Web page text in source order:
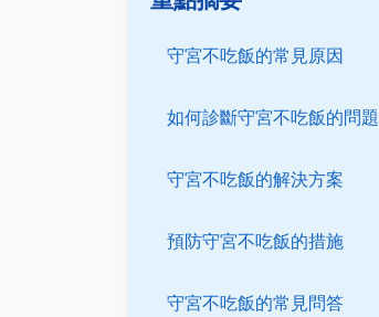
守宮不吃飯的常見原因
如何診斷守宮不吃飯的問題
守宮不吃飯的解決方案
預防守宮不吃飯的措施
守宮不吃飯的常見問答